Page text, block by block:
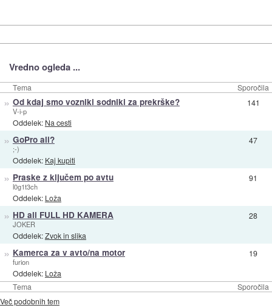
Vredno ogleda ...
Tema Sporočila
Tema Sporočila
» Od kdaj smo vozniki sodniki za prekrške?
V-i-p
Oddelek: Na cesti
141
» GoPro ali?
;-)
Oddelek: Kaj kupiti
47
» Praske z ključem po avtu
l0g1t3ch
Oddelek: Loža
91
» HD ali FULL HD KAMERA
JOKER
Oddelek:Zvok in slika
28
» Kamerca za v avto/na motor
furion
Oddelek: Loža
19
Več podobnih tem